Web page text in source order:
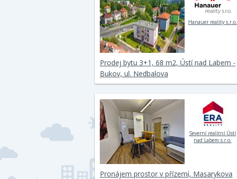
Hanauer reality s.r.o.
Prodej bytu 3+1, 68 m2, Ústí nad Labem -
Bukov, ul. Nedbalova
Severní realitní Ústí
nad Labem s.r.o.
Pronájem prostor v přízemí, Masarykova